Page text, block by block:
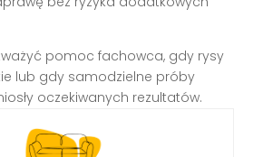
pomoc fachowca, gdy rysy
lub gdy samodzielne próby
oczekiwanych rezultatów.